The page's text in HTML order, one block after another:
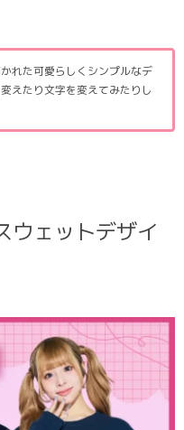
れた可愛らしくシンプルなデ
えたり文字を変えてみたりし
ウェットデザイ